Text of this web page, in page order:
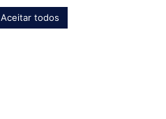
Aceitar todos